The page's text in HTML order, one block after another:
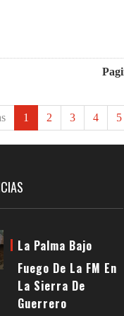
1 2 3 4 5
La Palma Bajo
Fuego De La FM En
La Sierra De
Guerrero